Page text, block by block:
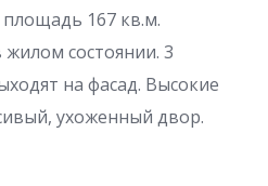
167 кв.м.
жилом состоянии. 3
на фасад. Высокие
ухоженный двор.